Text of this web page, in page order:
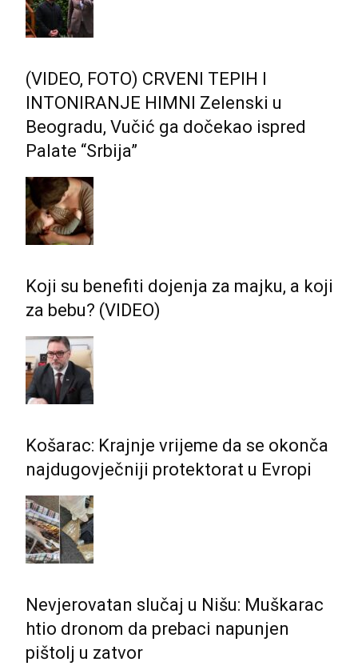
(VIDEO, FOTO) CRVENI TEPIH I
INTONIRANJE HIMNI Zelenski u
Beogradu, Vučić ga dočekao ispred
Palate “Srbija”
Koji su benefiti dojenja za majku, a koji
za bebu? (VIDEO)
Košarac: Krajnje vrijeme da se okonča
najdugovječniji protektorat u Evropi
Nevjerovatan slučaj u Nišu: Muškarac
htio dronom da prebaci napunjen
pištolj u zatvor